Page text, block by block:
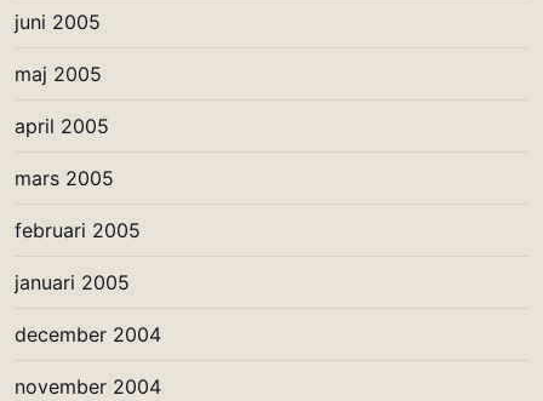
juni 2005
maj 2005
april 2005
mars 2005
februari 2005
januari 2005
december 2004
november 2004